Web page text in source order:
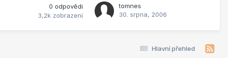
0 odpovědi
3,2k zobrazení
tomnes
30. srpna, 2006
Hlavní přehled